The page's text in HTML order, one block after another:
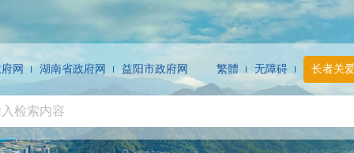
网 湖南省政府网 益阳市政府网 繁體 无障碍 长者关